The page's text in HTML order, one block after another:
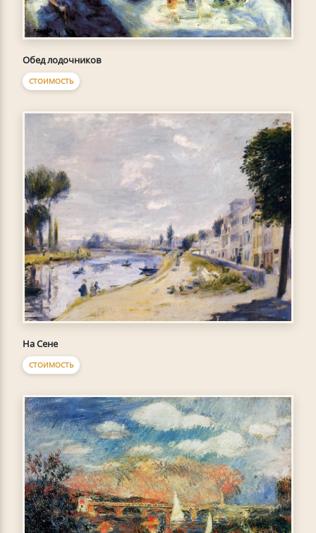
Обед лодочников
СТОИМОСТЬ
На Сене
СТОИМОСТЬ